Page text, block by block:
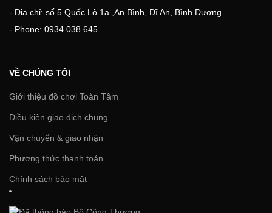
- Địa chỉ: số 5 Quốc Lộ 1a ,An Bình, Dĩ An, Bình Dương
- Phone: 0934 038 645
VỀ CHÚNG TÔI
Giới thiệu đồ chơi Toàn Tâm
Điều kiện giao dịch chung
Vận chuyển & giao nhận
Phương thức thanh toán
Chính sách bảo mật